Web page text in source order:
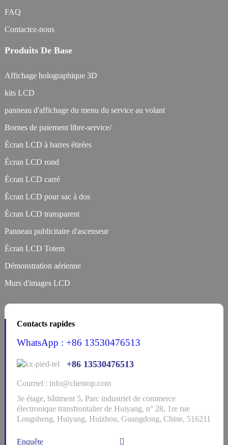
FAQ
Contactez-nous
Produits De Base
Affichage holographique 3D
kits LCD
panneau d'affichage du menu du service au volant
Bornes de paiement libre-service/
Écran LCD à barres étirées
Écran LCD rond
Écran LCD carré
Écran LCD pour sac à dos
Écran LCD transparent
Panneau publicitaire d'ascenseur
Écran LCD Totem
Démonstration aérienne
Murs d'images LCD
Contacts rapides
WhatsApp : +86 13530476513
+86 13530476513
Courriel : info@clientop.com
3e étage, bâtiment 5, Parc industriel de commerce
électronique transfrontalier de Huiyang, n° 28, 1re rue
Longsheng, Huiyang, Huizhou, Guangdong, Chine, 516211
Enquête